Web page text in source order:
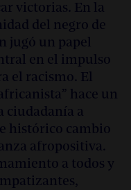
victorias. En la
del negro de
jugó un papel
en el impulso
el racismo. El
hace un
ciudadanía a
histórico cambio
afropositiva.
a todos y